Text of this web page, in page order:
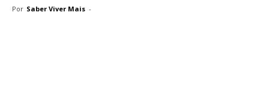
Por Saber Viver Mais -